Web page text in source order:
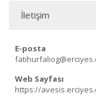
İletişim
E-posta
Web Sayfası
https://